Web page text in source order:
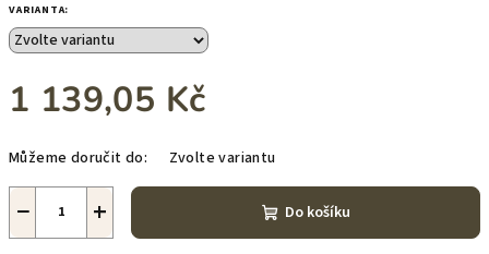
VARIANTA:
1 139,05 Kč
cena:
Můžeme doručit do: Zvolte variantu
+
− Do košíku